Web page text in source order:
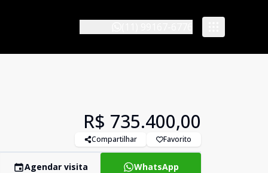
R$ 735.400,00
Compartilhar Favorito
Agendar visita WhatsApp